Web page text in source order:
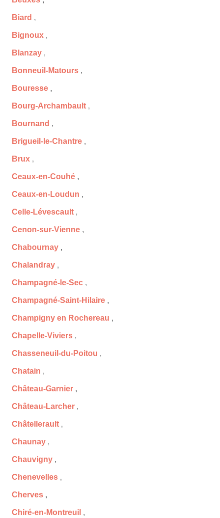
Biard ,
Bignoux ,
Blanzay ,
Bonneuil-Matours ,
Bouresse ,
Bourg-Archambault ,
Bournand ,
Brigueil-le-Chantre ,
Brux ,
Ceaux-en-Couhé ,
Ceaux-en-Loudun ,
Celle-Lévescault ,
Cenon-sur-Vienne ,
Chabournay ,
Chalandray ,
Champagné-le-Sec ,
Champagné-Saint-Hilaire ,
Champigny en Rochereau ,
Chapelle-Viviers ,
Chasseneuil-du-Poitou ,
Chatain ,
Château-Garnier ,
Château-Larcher ,
Châtellerault ,
Chaunay ,
Chauvigny ,
Chenevelles ,
Cherves ,
Chiré-en-Montreuil ,